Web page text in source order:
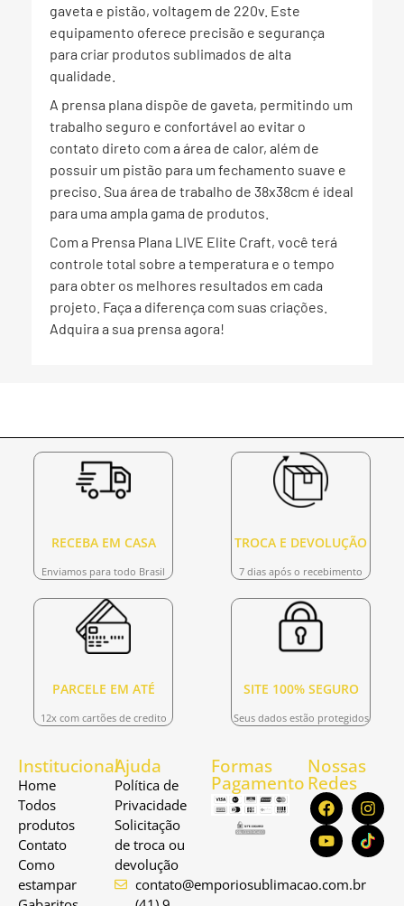
gaveta e pistão, voltagem de 220v. Este
equipamento oferece precisão e segurança
para criar produtos sublimados de alta
qualidade.
A prensa plana dispõe de gaveta, permitindo um
trabalho seguro e confortável ao evitar o
contato direto com a área de calor, além de
possuir um pistão para um fechamento suave e
preciso. Sua área de trabalho de 38x38cm é ideal
para uma ampla gama de produtos.
Com a Prensa Plana LIVE Elite Craft, você terá
controle total sobre a temperatura e o tempo
para obter os melhores resultados em cada
projeto. Faça a diferença com suas criações.
Adquira a sua prensa agora!
RECEBA EM CASA
Enviamos para todo Brasil
TROCA E DEVOLUÇÃO
7 dias após o recebimento
PARCELE EM ATÉ
12x com cartões de credito
SITE 100% SEGURO
Seus dados estão protegidos
Institucional
Home
Todos
produtos
Contato
Como
estampar
Ajuda
Política de
Privacidade
Solicitação
de troca ou
devolução
contato@emporiosublimacao.com.br
Formas
Pagamento
Nossas
Redes